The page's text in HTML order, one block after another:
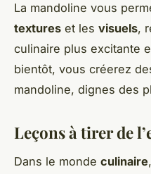
La mandoline vous
textures et les visuels,
culinaire plus excitante
bientôt, vous créerez
mandoline, dignes des
Leçons à tirer de
Dans le monde culinaire